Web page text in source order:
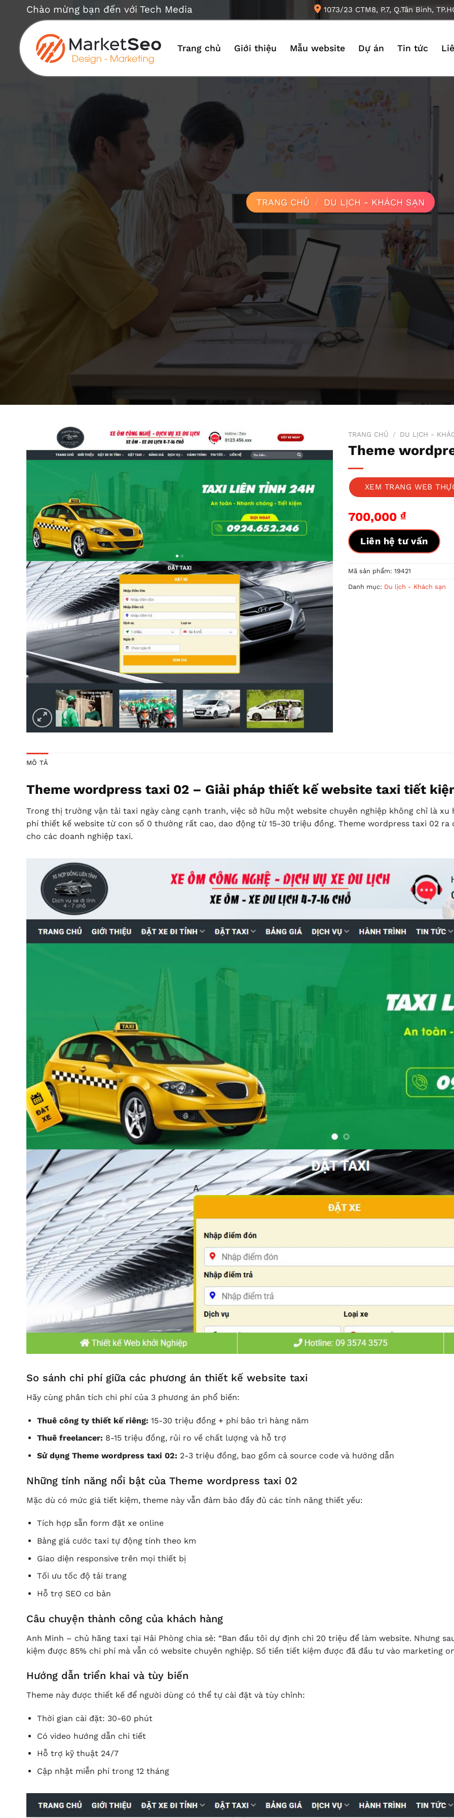
dung
Chào mừng bạn đến với Tech Media 1073/23 CTM8, P.7, Q.Tân Bình,
Trang chủ Giới thiệu Mẫu website Dự án Tin tức
TRANG CHỦ / DU LỊCH - KHÁCH SẠN
TRANG CHỦ / DU LỊCH -
Theme
XEM TRANG WEB
700,000 ₫
Liên hệ tư vấn
Mã sản phẩm: 19421
Danh mục: Du lịch - Khách sạn
MÔ TẢ
Theme wordpress taxi 02 – Giải pháp thiết kế website taxi tiết
Trong thị trường vận tải taxi ngày càng cạnh tranh, việc sở hữu một website chuyên nghiệp không chỉ là xu
phí thiết kế website từ con số 0 thường rất cao, dao động từ 15-30 triệu đồng. Theme wordpress taxi 02
cho các doanh nghiệp taxi.
So sánh chi phí giữa các phương án thiết kế website taxi
Hãy cùng phân tích chi phí của 3 phương án phổ biến:
Thuê công ty thiết kế riêng: 15-30 triệu đồng + phí bảo trì hàng năm
Thuê freelancer: 8-15 triệu đồng, rủi ro về chất lượng và hỗ trợ
Sử dụng Theme wordpress taxi 02: 2-3 triệu đồng, bao gồm cả source code và hướng dẫn
Những tính năng nổi bật của Theme wordpress taxi 02
Mặc dù có mức giá tiết kiệm, theme này vẫn đảm bảo đầy đủ các tính năng thiết yếu:
Tích hợp sẵn form đặt xe online
Bảng giá cước taxi tự động tính theo km
Giao diện responsive trên mọi thiết bị
Tối ưu tốc độ tải trang
Hỗ trợ SEO cơ bản
Câu chuyện thành công của khách hàng
Anh Minh – chủ hãng taxi tại Hải Phòng chia sẻ: “Ban đầu tôi dự định chi 20 triệu để làm website. Nhưng
kiệm được 85% chi phí mà vẫn có website chuyên nghiệp. Số tiền tiết kiệm được đã đầu tư vào marketing
Hướng dẫn triển khai và tùy biến
Theme này được thiết kế để người dùng có thể tự cài đặt và tùy chỉnh:
Thời gian cài đặt: 30-60 phút
Có video hướng dẫn chi tiết
Hỗ trợ kỹ thuật 24/7
Cập nhật miễn phí trong 12 tháng